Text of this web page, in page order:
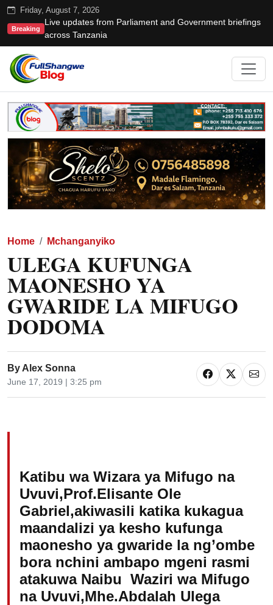
Friday, August 7, 2026
Breaking
Live updates from Parliament and Government briefings
across Tanzania
Home Mchanganyiko
ULEGA KUFUNGA
MAONESHO YA
GWARIDE LA MIFUGO
DODOMA
By Alex Sonna
June 17, 2019 | 3:25 pm
Katibu wa Wizara ya Mifugo na
Uvuvi,Prof.Elisante Ole
Gabriel,akiwasili katika kukagua
maandalizi ya kesho kufunga
maonesho ya gwaride la ng’ombe
bora nchini ambapo mgeni rasmi
atakuwa Naibu Waziri wa Mifugo
na Uvuvi,Mhe.Abdalah Ulega